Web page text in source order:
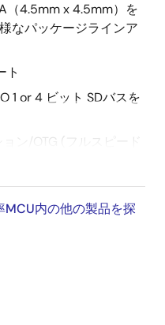
（4.5mm x 4.5mm）を
なパッケージラインア
ト
1 or 4 ビット SDバスを
ン/OTG (フルスピード
1.5Mbps）、アイソク
1Mbps 転送)
、RTC
内の他の製品を探